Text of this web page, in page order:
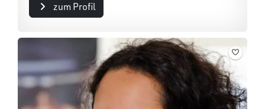
zum Profil